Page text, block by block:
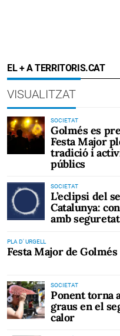
EL + A TERRITORIS.CAT
VISUALITZAT
SOCIETAT
Golmés es
Festa Major
tradició i
públics
SOCIETAT
L’eclipsi del
Catalunya:
amb seguretat
PLA D' URGELL
Festa Major de Golmés
SOCIETAT
Ponent torna
graus en el
calor